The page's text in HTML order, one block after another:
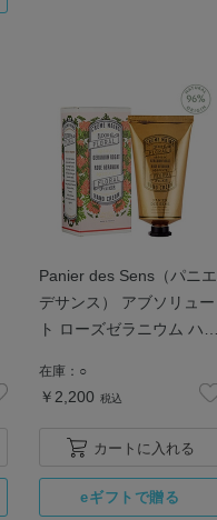
Panier des Sens（パニエ
デサンス） アブソリュー
ト ローズゼラニウム ハン
在庫： ○
￥2,200 税込
カートに入れる